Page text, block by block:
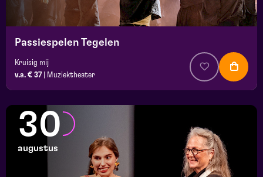
Passiespelen Tegelen
Kruisig mij
v.a. € 37
Muziektheater
30
augustus